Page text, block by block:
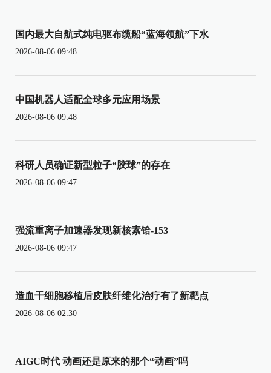
国内最大自航式纯电驱布缆船“蓝海领航”下水
2026-08-06 09:48
中国机器人适配全球多元应用场景
2026-08-06 09:48
科研人员确证新型粒子“胶球”的存在
2026-08-06 09:47
强流重离子加速器发现新核素铪-153
2026-08-06 09:47
造血干细胞移植后皮肤纤维化治疗有了新靶点
2026-08-06 02:30
AIGC时代 动画还是原来的那个“动画”吗